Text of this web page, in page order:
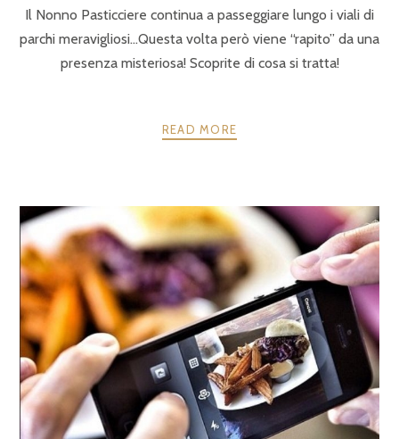
Il Nonno Pasticciere continua a passeggiare lungo i viali di
parchi meravigliosi…Questa volta però viene “rapito” da una
presenza misteriosa! Scoprite di cosa si tratta!
READ MORE